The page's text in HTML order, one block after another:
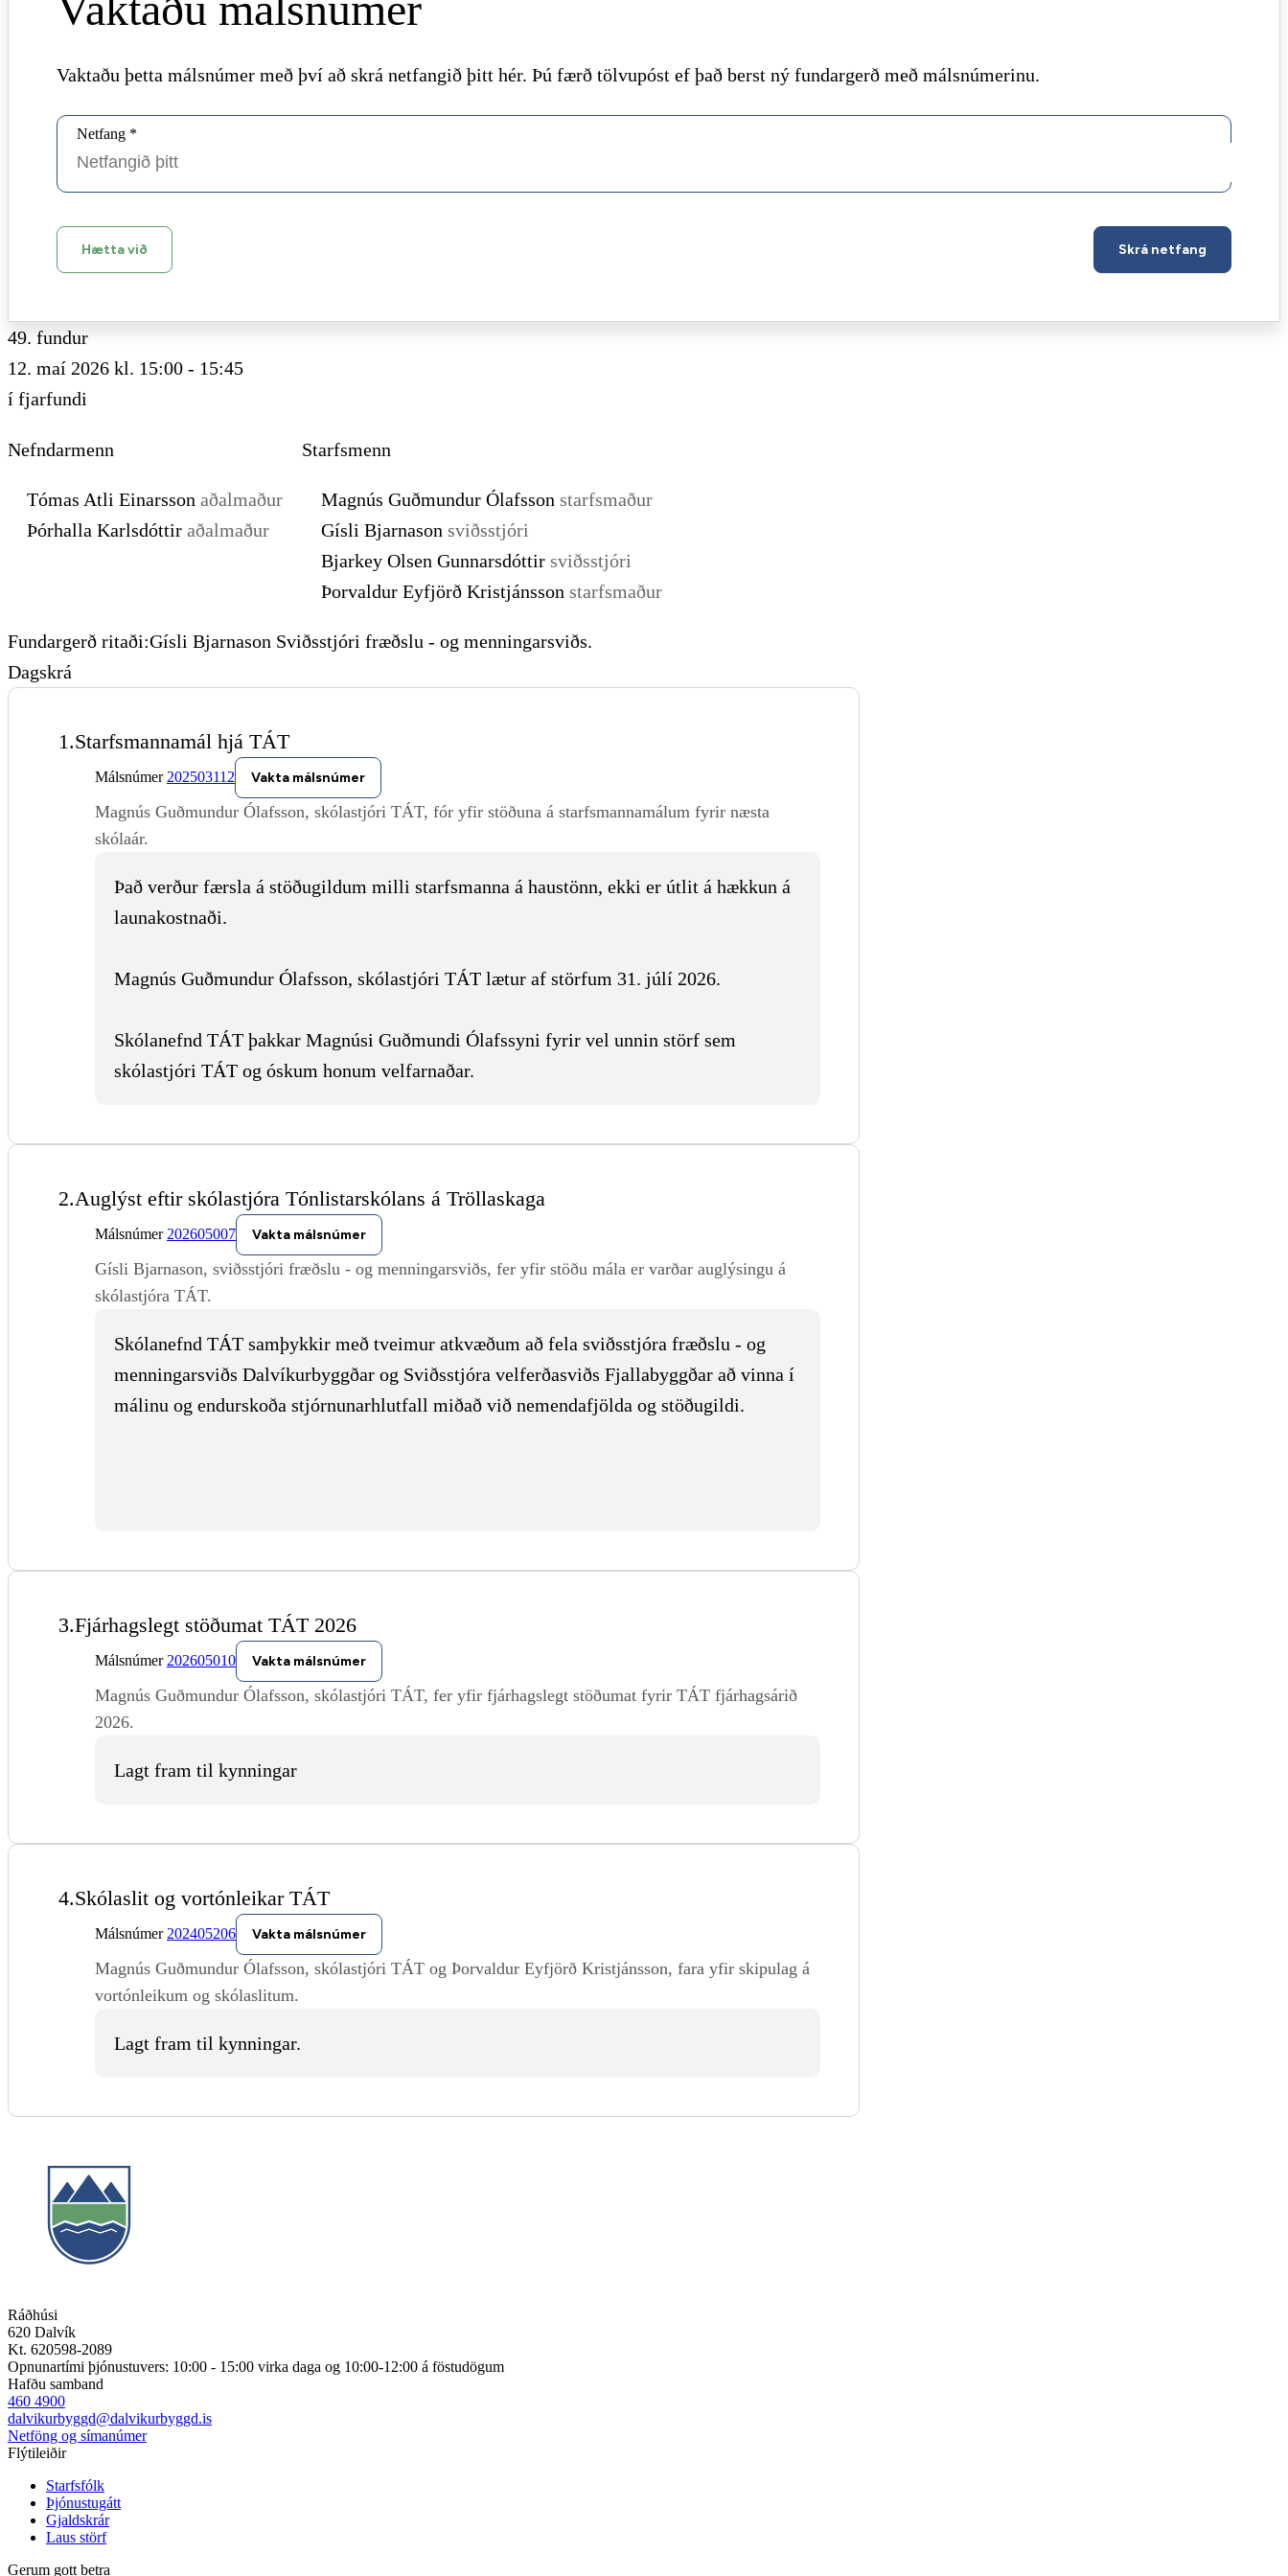
Vaktaðu þetta málsnúmer með því að skrá netfangið þitt hér. Þú færð tölvupóst ef það berst ný fundargerð með málsnúmerinu.
Netfang *
Hætta við Skrá netfang
49. fundur
12. maí 2026 kl. 15:00 - 15:45
í fjarfundi
Nefndarmenn
Tómas Atli Einarsson aðalmaður
Þórhalla Karlsdóttir aðalmaður
Starfsmenn
Magnús Guðmundur Ólafsson starfsmaður
Gísli Bjarnason sviðsstjóri
Bjarkey Olsen Gunnarsdóttir sviðsstjóri
Þorvaldur Eyfjörð Kristjánsson starfsmaður
Fundargerð ritaði:Gísli Bjarnason Sviðsstjóri fræðslu - og menningarsviðs.
Dagskrá
1.Starfsmannamál hjá TÁT
Málsnúmer 202503112 Vakta málsnúmer
Magnús Guðmundur Ólafsson, skólastjóri TÁT, fór yfir stöðuna á starfsmannamálum fyrir næsta
skólaár.
Það verður færsla á stöðugildum milli starfsmanna á haustönn, ekki er útlit á hækkun á
launakostnaði.
Magnús Guðmundur Ólafsson, skólastjóri TÁT lætur af störfum 31. júlí 2026.
Skólanefnd TÁT þakkar Magnúsi Guðmundi Ólafssyni fyrir vel unnin störf sem
skólastjóri TÁT og óskum honum velfarnaðar.
2.Auglýst eftir skólastjóra Tónlistarskólans á Tröllaskaga
Málsnúmer 202605007 Vakta málsnúmer
Gísli Bjarnason, sviðsstjóri fræðslu - og menningarsviðs, fer yfir stöðu mála er varðar auglýsingu á
skólastjóra TÁT.
Skólanefnd TÁT samþykkir með tveimur atkvæðum að fela sviðsstjóra fræðslu - og
menningarsviðs Dalvíkurbyggðar og Sviðsstjóra velferðasviðs Fjallabyggðar að vinna í
málinu og endurskoða stjórnunarhlutfall miðað við nemendafjölda og stöðugildi.
3.Fjárhagslegt stöðumat TÁT 2026
Málsnúmer 202605010 Vakta málsnúmer
Magnús Guðmundur Ólafsson, skólastjóri TÁT, fer yfir fjárhagslegt stöðumat fyrir TÁT fjárhagsárið
2026.
Lagt fram til kynningar
4.Skólaslit og vortónleikar TÁT
Málsnúmer 202405206 Vakta málsnúmer
Magnús Guðmundur Ólafsson, skólastjóri TÁT og Þorvaldur Eyfjörð Kristjánsson, fara yfir skipulag á
vortónleikum og skólaslitum.
Lagt fram til kynningar.
Ráðhúsi
620 Dalvík
Kt. 620598-2089
Opnunartími þjónustuvers: 10:00 - 15:00 virka daga og 10:00-12:00 á föstudögum
Hafðu samband
460 4900
dalvikurbyggd@dalvikurbyggd.is
Netföng og símanúmer
Flýtileiðir
Starfsfólk
Þjónustugátt
Gjaldskrár
Laus störf
Gerum gott betra